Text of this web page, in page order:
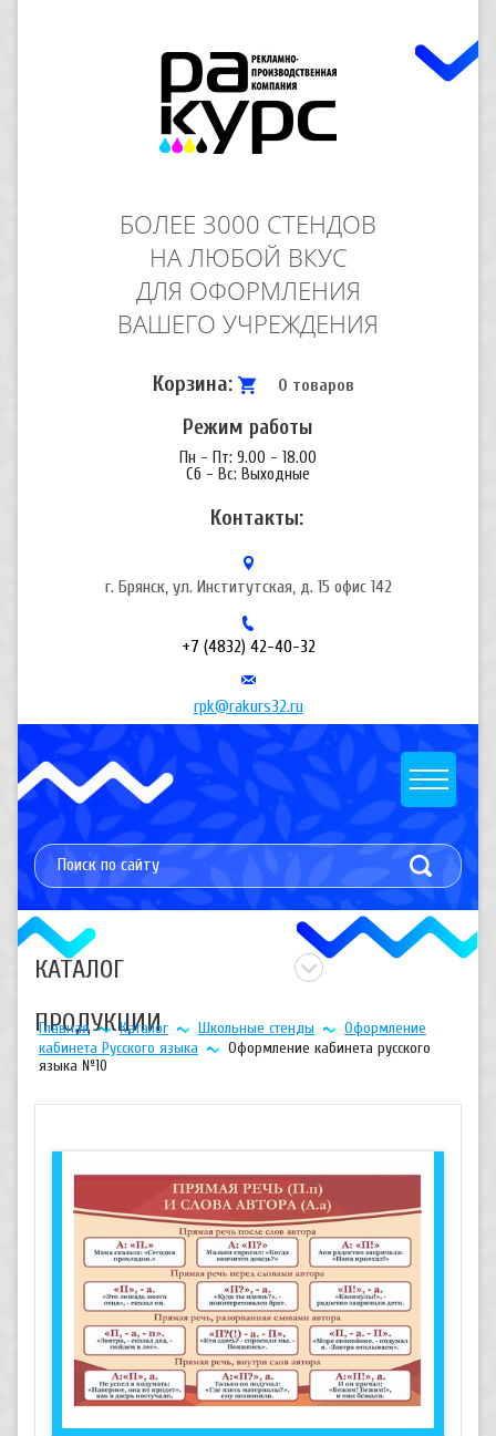
БОЛЕЕ 3000 СТЕНДОВ
НА ЛЮБОЙ ВКУС
ДЛЯ ОФОРМЛЕНИЯ
ВАШЕГО УЧРЕЖДЕНИЯ
Корзина: 0 товаров
Режим работы
Пн - Пт: 9.00 - 18.00
Сб - Вс: Выходные
Контакты:
г. Брянск, ул. Институтская, д. 15 офис 142
+7 (4832) 42-40-32
rpk@rakurs32.ru
КАТАЛОГ
ПРОДУКЦИИ
Главная Каталог Школьные стенды
Оформление
кабинета Русского языка
Оформление кабинета русского
языка №10